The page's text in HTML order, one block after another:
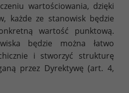
wartościowania, dzięki
każde ze stanowisk będzie
wartość punktową.
będzie można łatwo
i stworzyć strukturę
przez Dyrektywę (art. 4,